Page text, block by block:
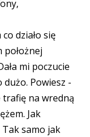
działo się
położnej
mi poczucie
Powiesz -
trafię na wredną
Jak
Tak samo jak